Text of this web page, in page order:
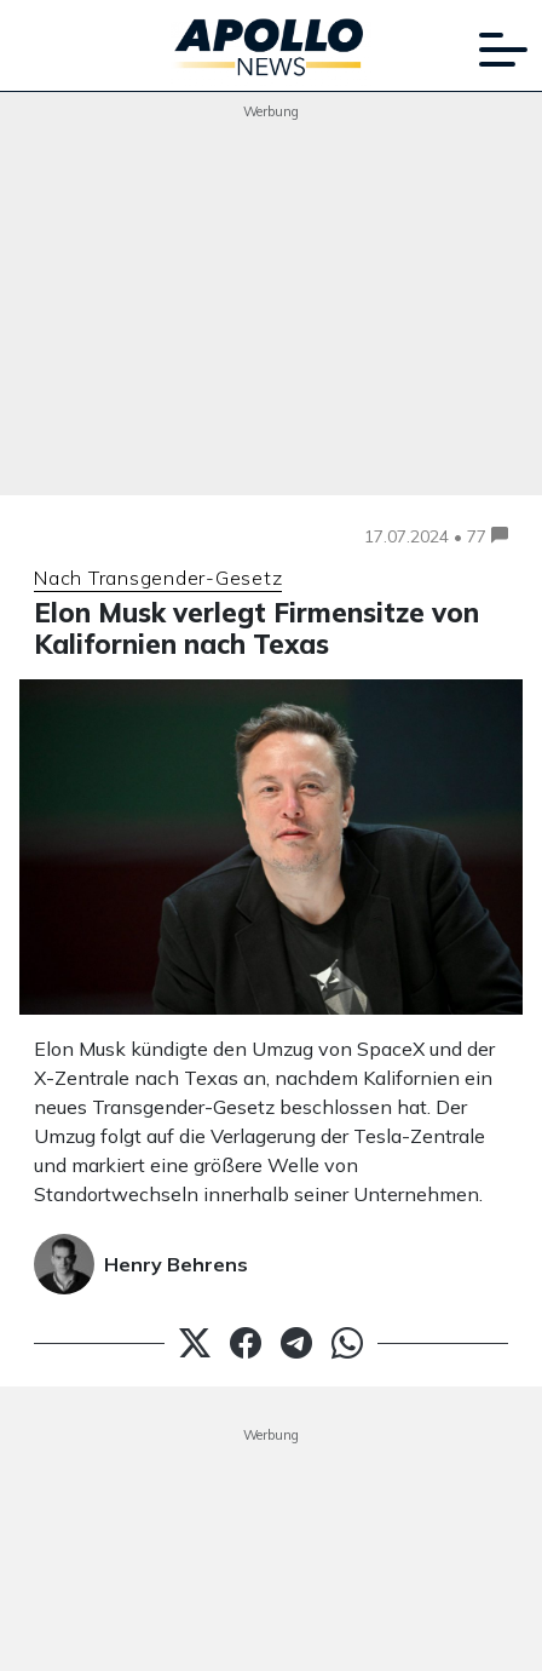
Werbung
17.07.2024 • 77
Nach Transgender-Gesetz
Elon Musk verlegt Firmensitze von
Kalifornien nach Texas
Elon Musk kündigte den Umzug von SpaceX und der
X-Zentrale nach Texas an, nachdem Kalifornien ein
neues Transgender-Gesetz beschlossen hat. Der
Umzug folgt auf die Verlagerung der Tesla-Zentrale
und markiert eine größere Welle von
Standortwechseln innerhalb seiner Unternehmen.
Henry Behrens
Werbung